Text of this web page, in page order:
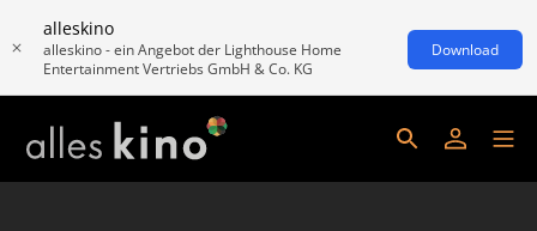
alleskino
alleskino - ein Angebot der Lighthouse Home
Entertainment Vertriebs GmbH & Co. KG
Download